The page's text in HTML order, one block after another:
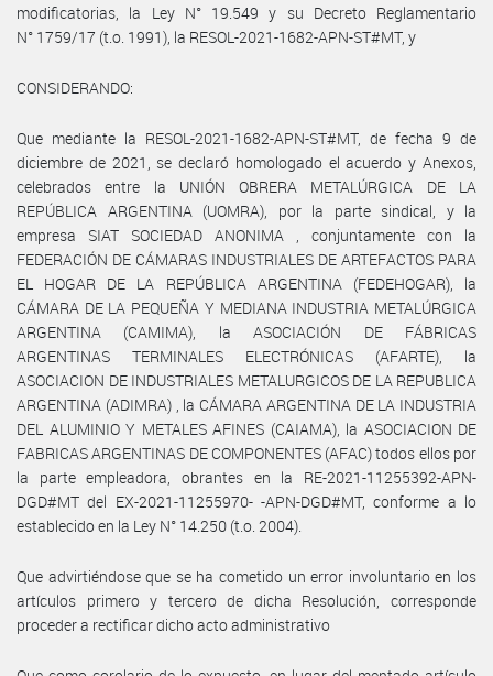
modificatorias, la Ley N° 19.549 y su Decreto Reglamentario
N° 1759/17 (t.o. 1991), la RESOL-2021-1682-APN-ST#MT, y
CONSIDERANDO:
Que mediante la RESOL-2021-1682-APN-ST#MT, de fecha 9 de
diciembre de 2021, se declaró homologado el acuerdo y Anexos,
celebrados entre la UNIÓN OBRERA METALÚRGICA DE LA
REPÚBLICA ARGENTINA (UOMRA), por la parte sindical, y la
empresa SIAT SOCIEDAD ANONIMA , conjuntamente con la
FEDERACIÓN DE CÁMARAS INDUSTRIALES DE ARTEFACTOS PARA
EL HOGAR DE LA REPÚBLICA ARGENTINA (FEDEHOGAR), la
CÁMARA DE LA PEQUEÑA Y MEDIANA INDUSTRIA METALÚRGICA
ARGENTINA (CAMIMA), la ASOCIACIÓN DE FÁBRICAS
ARGENTINAS TERMINALES ELECTRÓNICAS (AFARTE), la
ASOCIACION DE INDUSTRIALES METALURGICOS DE LA REPUBLICA
ARGENTINA (ADIMRA) , la CÁMARA ARGENTINA DE LA INDUSTRIA
DEL ALUMINIO Y METALES AFINES (CAIAMA), la ASOCIACION DE
FABRICAS ARGENTINAS DE COMPONENTES (AFAC) todos ellos por
la parte empleadora, obrantes en la RE-2021-11255392-APN-
DGD#MT del EX-2021-11255970- -APN-DGD#MT, conforme a lo
establecido en la Ley N° 14.250 (t.o. 2004).
Que advirtiéndose que se ha cometido un error involuntario en los
artículos primero y tercero de dicha Resolución, corresponde
proceder a rectificar dicho acto administrativo